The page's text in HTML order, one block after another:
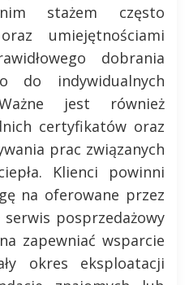
stażem często
umiejętnościami
dobrania
do indywidualnych
jest również
certyfikatów oraz
prac związanych
Klienci powinni
na oferowane przez
posprzedażowy
zapewniać wsparcie
okres eksploatacji